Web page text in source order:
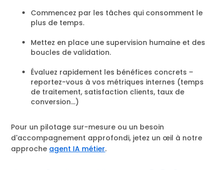
Commencez par les tâches qui consomment le
plus de temps.
Mettez en place une supervision humaine et des
boucles de validation.
Évaluez rapidement les bénéfices concrets –
reportez-vous à vos métriques internes (temps
de traitement, satisfaction clients, taux de
conversion…)
Pour un pilotage sur-mesure ou un besoin
d'accompagnement approfondi, jetez un œil à notre
approche agent IA métier.